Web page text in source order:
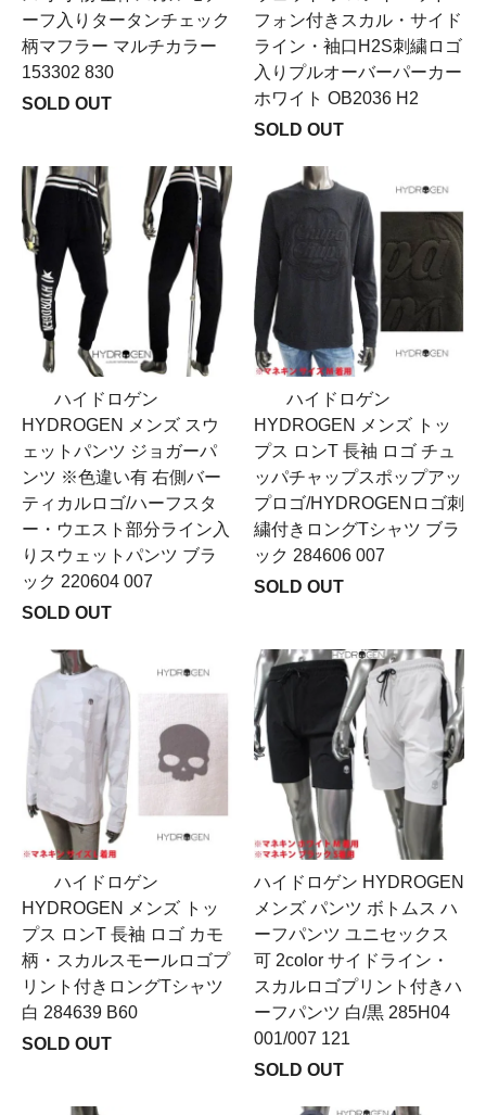
ーフ入りタータンチェック
柄マフラー マルチカラー
153302 830
SOLD OUT
フォン付きスカル・サイド
ライン・袖口H2S刺繍ロゴ
入りプルオーバーパーカー
ホワイト OB2036 H2
SOLD OUT
ハイドロゲン
HYDROGEN メンズ スウ
ェットパンツ ジョガーパ
ンツ ※色違い有 右側バー
ティカルロゴ/ハーフスタ
ー・ウエスト部分ライン入
りスウェットパンツ ブラ
ック 220604 007
SOLD OUT
ハイドロゲン
HYDROGEN メンズ トッ
プス ロンT 長袖 ロゴ チュ
ッパチャップスポップアッ
プロゴ/HYDROGENロゴ刺
繍付きロングTシャツ ブラ
ック 284606 007
SOLD OUT
ハイドロゲン
HYDROGEN メンズ トッ
プス ロンT 長袖 ロゴ カモ
柄・スカルスモールロゴプ
リント付きロングTシャツ
白 284639 B60
SOLD OUT
ハイドロゲン HYDROGEN
メンズ パンツ ボトムス ハ
ーフパンツ ユニセックス
可 2color サイドライン・
スカルロゴプリント付きハ
ーフパンツ 白/黒 285H04
001/007 121
SOLD OUT